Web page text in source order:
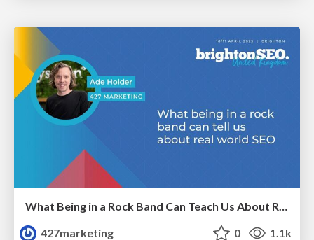
What Being in a Rock Band Can Teach Us About Real World SEO
427marketing
0 1.1k